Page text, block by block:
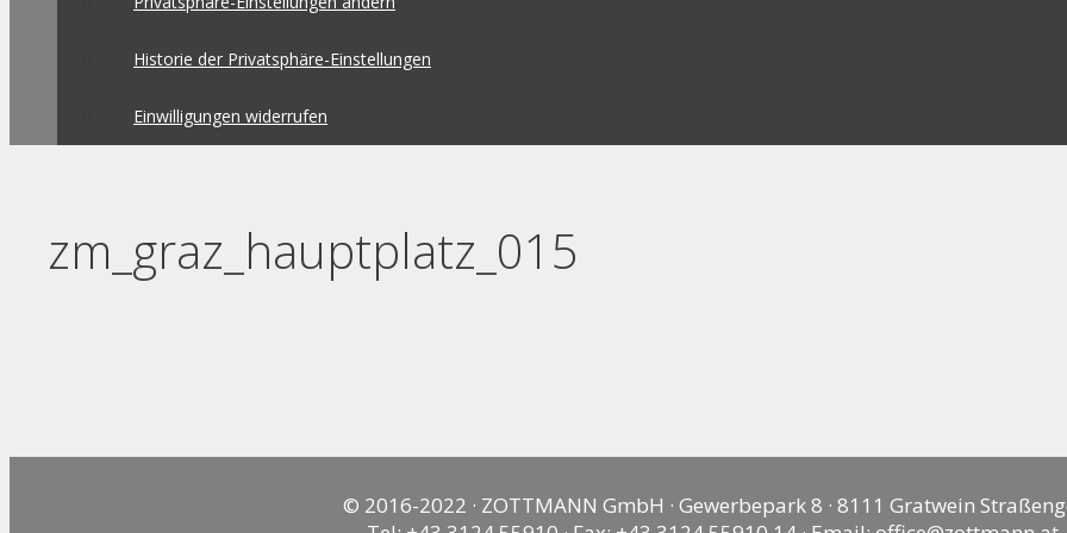
Historie der Privatsphäre-Einstellungen
Einwilligungen widerrufen
zm_graz_hauptplatz_015
© 2016-2022 · ZOTTMANN GmbH · Gewerbepark 8 · 8111 Gratwein